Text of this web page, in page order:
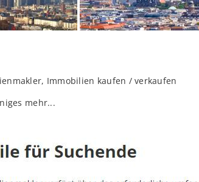
Immobilien kaufen / verkaufen
mehr...